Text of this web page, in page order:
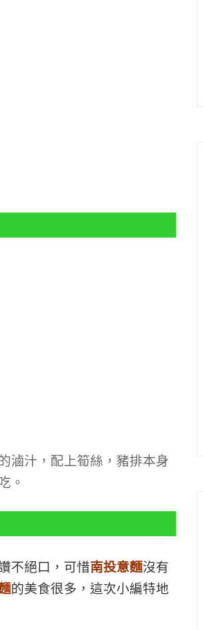
滷汁，配上筍絲，豬排本身
。
不絕口，可惜南投意麵沒有
的美食很多，這次小編特地